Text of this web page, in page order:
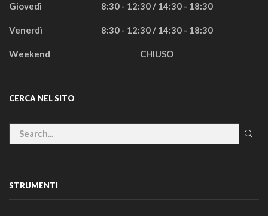
Giovedì 8:30 - 12:30 / 14:30 - 18:30
Venerdì 8:30 - 12:30 / 14:30 - 18:30
Weekend CHIUSO
CERCA NEL SITO
STRUMENTI